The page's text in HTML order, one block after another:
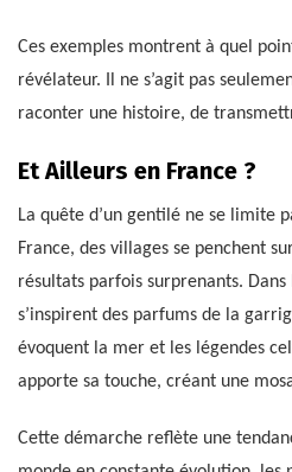
Ces exemples montrent à quel
révélateur. Il ne s’agit pas
raconter une histoire, de
Et Ailleurs en France ?
La quête d’un gentilé ne se limite
France, des villages se penchent
résultats parfois surprenants.
s’inspirent des parfums de la
évoquent la mer et les légendes
apporte sa touche, créant une
Cette démarche reflète une